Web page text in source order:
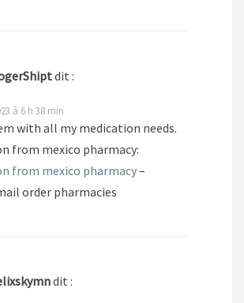
dit :
à 6 h 38 min
with all my medication needs.
from mexico pharmacy:
from mexico pharmacy–
order pharmacies
dit :